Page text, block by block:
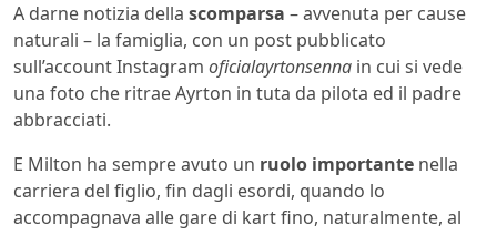
A darne notizia della scomparsa – avvenuta per cause
naturali – la famiglia, con un post pubblicato
sull’account Instagram oficialayrtonsenna in cui si vede
una foto che ritrae Ayrton in tuta da pilota ed il padre
abbracciati.
E Milton ha sempre avuto un ruolo importante nella
carriera del figlio, fin dagli esordi, quando lo
accompagnava alle gare di kart fino, naturalmente, al